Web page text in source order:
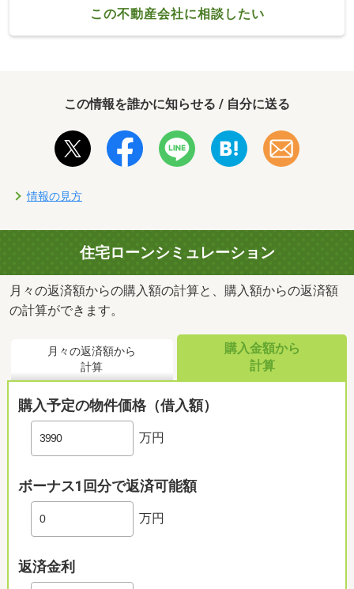
この不動産会社に相談したい
この情報を誰かに知らせる / 自分に送る
情報の見方
住宅ローンシミュレーション
月々の返済額からの購入額の計算と、購入額からの返済額
の計算ができます。
月々の返済額から
計算
購入金額から
計算
購入予定の物件価格（借入額）
万円
ボーナス1回分で返済可能額
万円
返済金利